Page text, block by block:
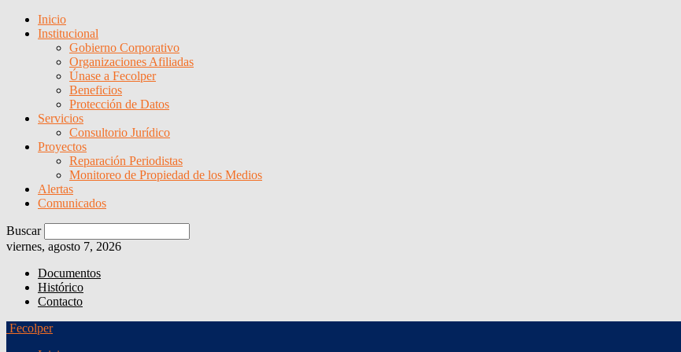
Inicio
Institucional
Gobierno Corporativo
Organizaciones Afiliadas
Únase a Fecolper
Beneficios
Protección de Datos
Servicios
Consultorio Jurídico
Proyectos
Reparación Periodistas
Monitoreo de Propiedad de los Medios
Alertas
Comunicados
Buscar
viernes, agosto 7, 2026
Documentos
Histórico
Contacto
Fecolper